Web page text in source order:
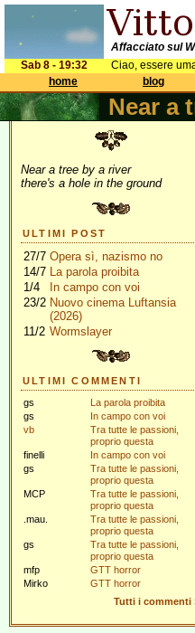
Affacciato sul
Sab 8 - 19:32
Ciao, essere
home
blog
Near a
Near a tree by a river
there's a hole in the ground
ULTIMI POST
27/7 Opera sì, nazismo no
14/7 La parola proibita
1/4
In campo con voi
23/2 Nuovo cinema Luftansia
(2026)
11/2 Wormslayer
ULTIMI COMMENTI
gs
La parola proibita
gs
In campo con voi
vb
Tra tutte le passioni,
proprio questa
finelli
In campo con voi
gs
Tra tutte le passioni,
proprio questa
MCP
Tra tutte le passioni,
proprio questa
.mau.
Tra tutte le passioni,
proprio questa
gs
Tra tutte le passioni,
proprio questa
mfp
GTT horror
Mirko
GTT horror
Tutti i commenti